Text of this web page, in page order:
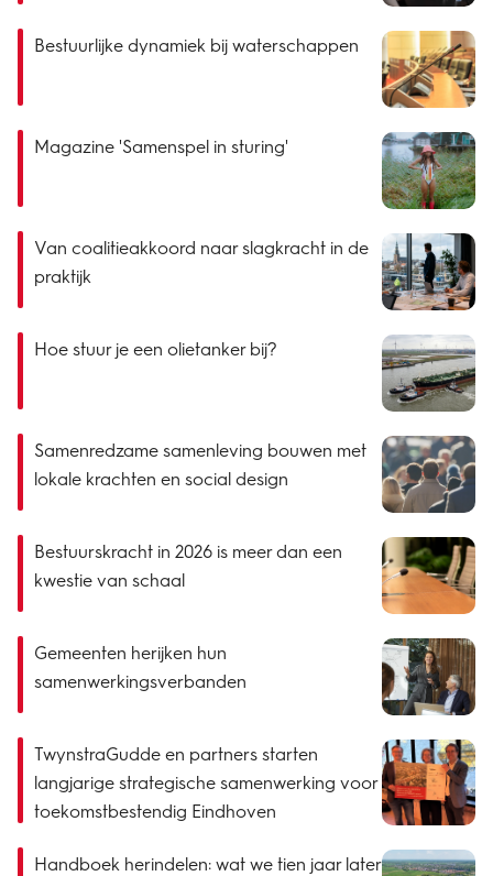
Bestuurlijke dynamiek bij waterschappen
Magazine 'Samenspel in sturing'
Van coalitieakkoord naar slagkracht in de
praktijk
Hoe stuur je een olietanker bij?
Samenredzame samenleving bouwen met
lokale krachten en social design
Bestuurskracht in 2026 is meer dan een
kwestie van schaal
Gemeenten herijken hun
samenwerkingsverbanden
TwynstraGudde en partners starten
langjarige strategische samenwerking voor
toekomstbestendig Eindhoven
Handboek herindelen: wat we tien jaar later